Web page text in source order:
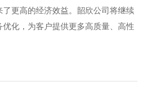
了更高的经济效益。韶欣公司将继续
化，为客户提供更多高质量、高性